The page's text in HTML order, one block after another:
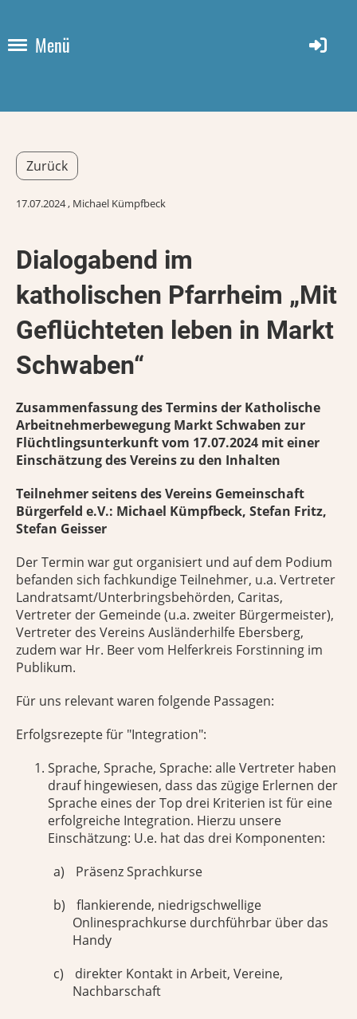
Menü
Zurück
17.07.2024, Michael Kümpfbeck
Dialogabend im
katholischen Pfarrheim „Mit
Geflüchteten leben in Markt
Schwaben“
Zusammenfassung des Termins der Katholische
Arbeitnehmerbewegung Markt Schwaben zur
Flüchtlingsunterkunft vom 17.07.2024 mit einer
Einschätzung des Vereins zu den Inhalten
Teilnehmer seitens des Vereins Gemeinschaft
Bürgerfeld e.V.: Michael Kümpfbeck, Stefan Fritz,
Stefan Geisser
Der Termin war gut organisiert und auf dem Podium
befanden sich fachkundige Teilnehmer, u.a. Vertreter
Landratsamt/Unterbringsbehörden, Caritas,
Vertreter der Gemeinde (u.a. zweiter Bürgermeister),
Vertreter des Vereins Ausländerhilfe Ebersberg,
zudem war Hr. Beer vom Helferkreis Forstinning im
Publikum.
Für uns relevant waren folgende Passagen:
Erfolgsrezepte für "Integration":
Sprache, Sprache, Sprache: alle Vertreter haben
drauf hingewiesen, dass das zügige Erlernen der
Sprache eines der Top drei Kriterien ist für eine
erfolgreiche Integration. Hierzu unsere
Einschätzung: U.e. hat das drei Komponenten:
a)
Präsenz Sprachkurse
b)
flankierende, niedrigschwellige
Onlinesprachkurse durchführbar über das
Handy
c)
direkter Kontakt in Arbeit, Vereine,
Nachbarschaft